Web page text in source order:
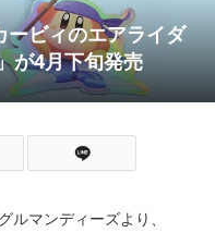
ービィのエアライダ
が4月下旬発売
ルマンディーズより、